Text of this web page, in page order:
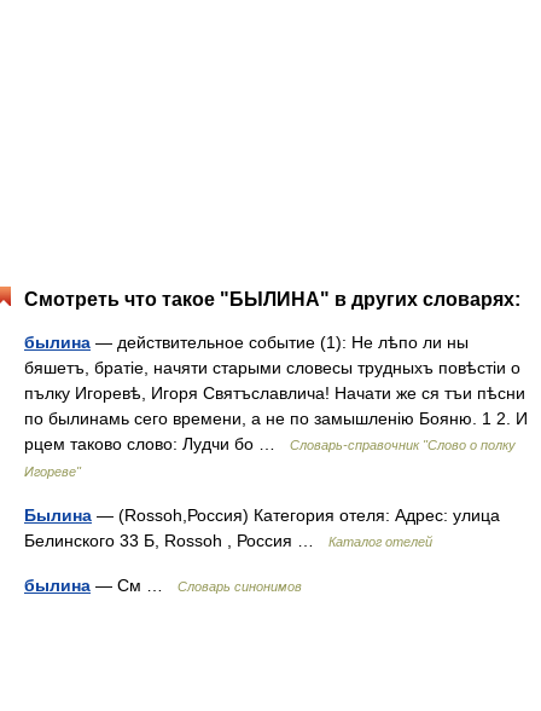
Смотреть что такое "БЫЛИНА" в других словарях:
былина — действительное событие (1): Не лѣпо ли ны
бяшетъ, братіе, начяти старыми словесы трудныхъ повѣстіи о
пълку Игоревѣ, Игоря Святъславлича! Начати же ся тъи пѣсни
по былинамь сего времени, а не по замышленію Бояню. 1 2. И
рцем таково слово: Лудчи бо …
Словарь-справочник "Слово о полку
Игореве"
Былина — (Rossoh,Россия) Категория отеля: Адрес: улица
Белинского 33 Б, Rossoh , Россия …
Каталог отелей
былина — См … Словарь синонимов